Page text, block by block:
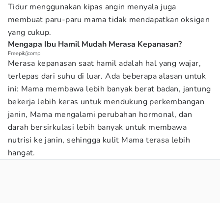
Tidur menggunakan kipas angin menyala juga
membuat paru-paru mama tidak mendapatkan oksigen
yang cukup.
Mengapa Ibu Hamil Mudah Merasa Kepanasan?
Freepik/jcomp
Merasa kepanasan saat hamil adalah hal yang wajar,
terlepas dari suhu di luar. Ada beberapa alasan untuk
ini: Mama membawa lebih banyak berat badan, jantung
bekerja lebih keras untuk mendukung perkembangan
janin, Mama mengalami perubahan hormonal, dan
darah bersirkulasi lebih banyak untuk membawa
nutrisi ke janin, sehingga kulit Mama terasa lebih
hangat.